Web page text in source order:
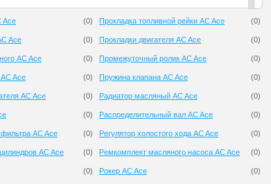
Ace (0)
Ace (0)
AC Ace (0)
Ace (0)
AC Ace (0)
(0)
AC Ace (0)
AC Ace (0)
(0)
Прокладка топливной рейки AC Ace (0)
Прокладки двигателя AC Ace (0)
Промежуточный ролик AC Ace (0)
Пружина клапана AC Ace (0)
Радиатор масляный AC Ace (0)
Распределительный вал AC Ace (0)
Регулятор холостого хода AC Ace (0)
Ремкомплект масляного насоса AC Ace (0)
Рокер AC Ace (0)